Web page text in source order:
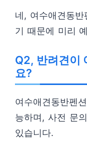
네, 여수애견동
기 때문에 미리
Q2, 반려견이
요?
여수애견동반펜
능하며, 사전 문
있습니다.